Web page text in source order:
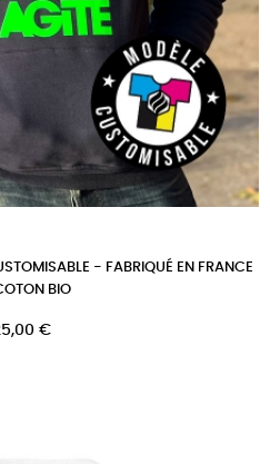
- FABRIQUÉ EN FRANCE
BIO
€